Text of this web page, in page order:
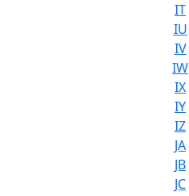
IT
IU
IV
IW
IX
IY
IZ
JA
JB
JC